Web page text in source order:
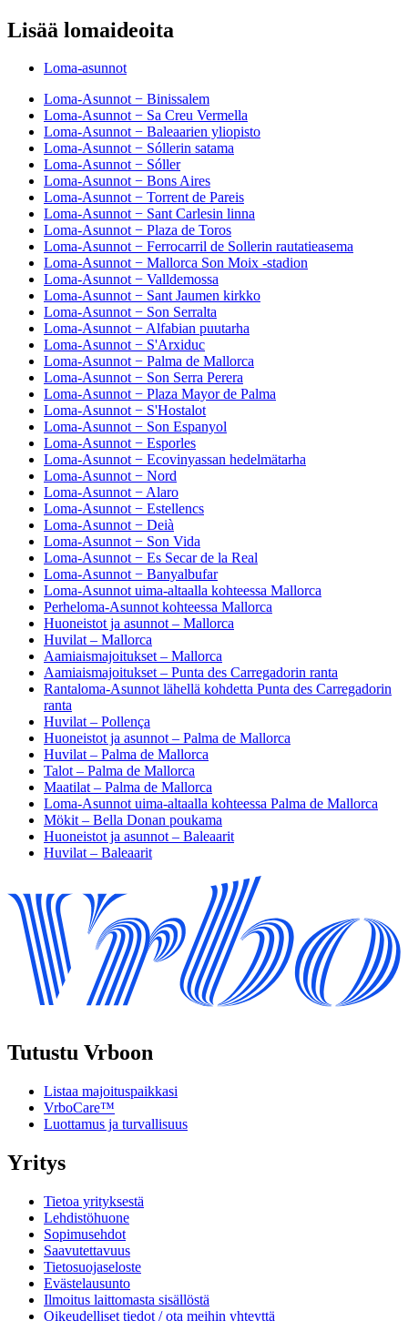
Lisää lomaideoita
Loma-asunnot
Loma-Asunnot − Binissalem
Loma-Asunnot − Sa Creu Vermella
Loma-Asunnot − Baleaarien yliopisto
Loma-Asunnot − Sóllerin satama
Loma-Asunnot − Sóller
Loma-Asunnot − Bons Aires
Loma-Asunnot − Torrent de Pareis
Loma-Asunnot − Sant Carlesin linna
Loma-Asunnot − Plaza de Toros
Loma-Asunnot − Ferrocarril de Sollerin rautatieasema
Loma-Asunnot − Mallorca Son Moix -stadion
Loma-Asunnot − Valldemossa
Loma-Asunnot − Sant Jaumen kirkko
Loma-Asunnot − Son Serralta
Loma-Asunnot − Alfabian puutarha
Loma-Asunnot − S'Arxiduc
Loma-Asunnot − Palma de Mallorca
Loma-Asunnot − Son Serra Perera
Loma-Asunnot − Plaza Mayor de Palma
Loma-Asunnot − S'Hostalot
Loma-Asunnot − Son Espanyol
Loma-Asunnot − Esporles
Loma-Asunnot − Ecovinyassan hedelmätarha
Loma-Asunnot − Nord
Loma-Asunnot − Alaro
Loma-Asunnot − Estellencs
Loma-Asunnot − Deià
Loma-Asunnot − Son Vida
Loma-Asunnot − Es Secar de la Real
Loma-Asunnot − Banyalbufar
Loma-Asunnot uima-altaalla kohteessa Mallorca
Perheloma-Asunnot kohteessa Mallorca
Huoneistot ja asunnot – Mallorca
Huvilat – Mallorca
Aamiaismajoitukset – Mallorca
Aamiaismajoitukset – Punta des Carregadorin ranta
Rantaloma-Asunnot lähellä kohdetta Punta des Carregadorin
ranta
Huvilat – Pollença
Huoneistot ja asunnot – Palma de Mallorca
Huvilat – Palma de Mallorca
Talot – Palma de Mallorca
Maatilat – Palma de Mallorca
Loma-Asunnot uima-altaalla kohteessa Palma de Mallorca
Mökit – Bella Donan poukama
Huoneistot ja asunnot – Baleaarit
Huvilat – Baleaarit
Tutustu Vrboon
Listaa majoituspaikkasi
VrboCare™
Luottamus ja turvallisuus
Yritys
Tietoa yrityksestä
Lehdistöhuone
Sopimusehdot
Saavutettavuus
Tietosuojaseloste
Evästelausunto
Ilmoitus laittomasta sisällöstä
Oikeudelliset tiedot / ota meihin yhteyttä